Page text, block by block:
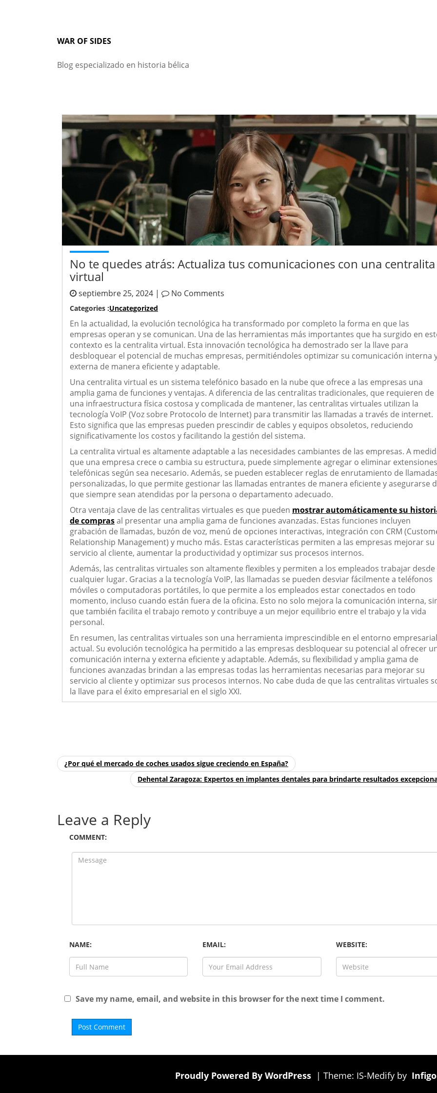
WAR OF SIDES
Blog especializado en historia bélica
No te quedes atrás: Actualiza tus comunicaciones con una centralita
virtual
septiembre 25, 2024 | No Comments
Categories :Uncategorized
En la actualidad, la evolución tecnológica ha transformado por completo la forma en que las
empresas operan y se comunican. Una de las herramientas más importantes que ha surgido en
contexto es la centralita virtual. Esta innovación tecnológica ha demostrado ser la llave para
desbloquear el potencial de muchas empresas, permitiéndoles optimizar su comunicación interna
externa de manera eficiente y adaptable.
Una centralita virtual es un sistema telefónico basado en la nube que ofrece a las empresas una
amplia gama de funciones y ventajas. A diferencia de las centralitas tradicionales, que requieren de
una infraestructura física costosa y complicada de mantener, las centralitas virtuales utilizan la
tecnología VoIP (Voz sobre Protocolo de Internet) para transmitir las llamadas a través de internet.
Esto significa que las empresas pueden prescindir de cables y equipos obsoletos, reduciendo
significativamente los costos y facilitando la gestión del sistema.
La centralita virtual es altamente adaptable a las necesidades cambiantes de las empresas. A
que una empresa crece o cambia su estructura, puede simplemente agregar o eliminar extensiones
telefónicas según sea necesario. Además, se pueden establecer reglas de enrutamiento de
personalizadas, lo que permite gestionar las llamadas entrantes de manera eficiente y asegurarse
que siempre sean atendidas por la persona o departamento adecuado.
Otra ventaja clave de las centralitas virtuales es que pueden mostrar automáticamente su
de comprasal presentar una amplia gama de funciones avanzadas. Estas funciones incluyen
grabación de llamadas, buzón de voz, menú de opciones interactivas, integración con CRM
Relationship Management) y mucho más. Estas características permiten a las empresas mejorar su
servicio al cliente, aumentar la productividad y optimizar sus procesos internos.
Además, las centralitas virtuales son altamente flexibles y permiten a los empleados trabajar desde
cualquier lugar. Gracias a la tecnología VoIP, las llamadas se pueden desviar fácilmente a teléfonos
móviles o computadoras portátiles, lo que permite a los empleados estar conectados en todo
momento, incluso cuando están fuera de la oficina. Esto no solo mejora la comunicación interna,
que también facilita el trabajo remoto y contribuye a un mejor equilibrio entre el trabajo y la vida
personal.
En resumen, las centralitas virtuales son una herramienta imprescindible en el entorno empresarial
actual. Su evolución tecnológica ha permitido a las empresas desbloquear su potencial al ofrecer
comunicación interna y externa eficiente y adaptable. Además, su flexibilidad y amplia gama de
funciones avanzadas brindan a las empresas todas las herramientas necesarias para mejorar su
servicio al cliente y optimizar sus procesos internos. No cabe duda de que las centralitas virtuales
la llave para el éxito empresarial en el siglo XXI.
¿Por qué el mercado de coches usados sigue creciendo en España?
Dehental Zaragoza: Expertos en implantes dentales para brindarte resultados
Leave a Reply
COMMENT:
NAME: EMAIL: WEBSITE:
Save my name, email, and website in this browser for the next time I comment.
Proudly Powered By WordPress | Theme: IS-Medify by